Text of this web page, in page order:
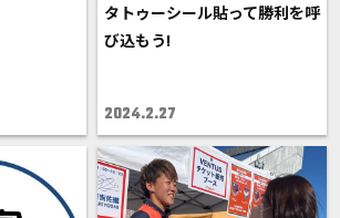
タトゥーシール貼って勝利を呼
び込もう!
2024.2.27